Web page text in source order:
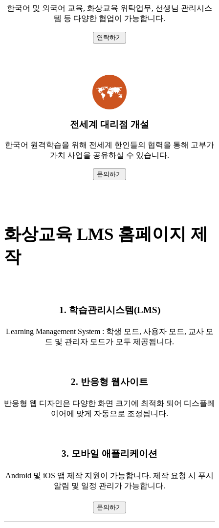
한국어 및 외국어 교육, 화상교육 위탁업무, 선생님 관리시스
템 등 다양한 협업이 가능합니다.
연락하기
전세계 대리점 개설
한국어 원격학습을 위해 전세계 한인들의 협력을 통해 고부가
가치 사업을 공유하실 수 있습니다.
문의하기
화상교육 LMS 홈페이지 제
작
1. 학습관리시스템(LMS)
Learning Management System : 학생 모드, 사용자 모드, 교사 모
드 및 관리자 모드가 모두 제공됩니다.
2. 반응형 웹사이트
반응형 웹 디자인은 다양한 화면 크기에 최적화 되어 디스플레
이어에 맞게 자동으로 조정됩니다.
3. 모바일 애플리케이션
Android 및 iOS 앱 제작 지원이 가능합니다. 제작 요청 시 푸시
알림 및 일정 관리가 가능합니다.
문의하기